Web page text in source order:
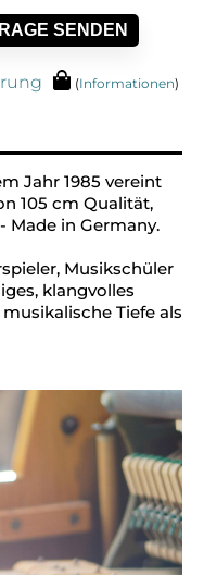
SENDEN
(Informationen)
Jahr 1985 vereint
105 cm Qualität,
Made in Germany.
Musikschüler
klangvolles
Tiefe als